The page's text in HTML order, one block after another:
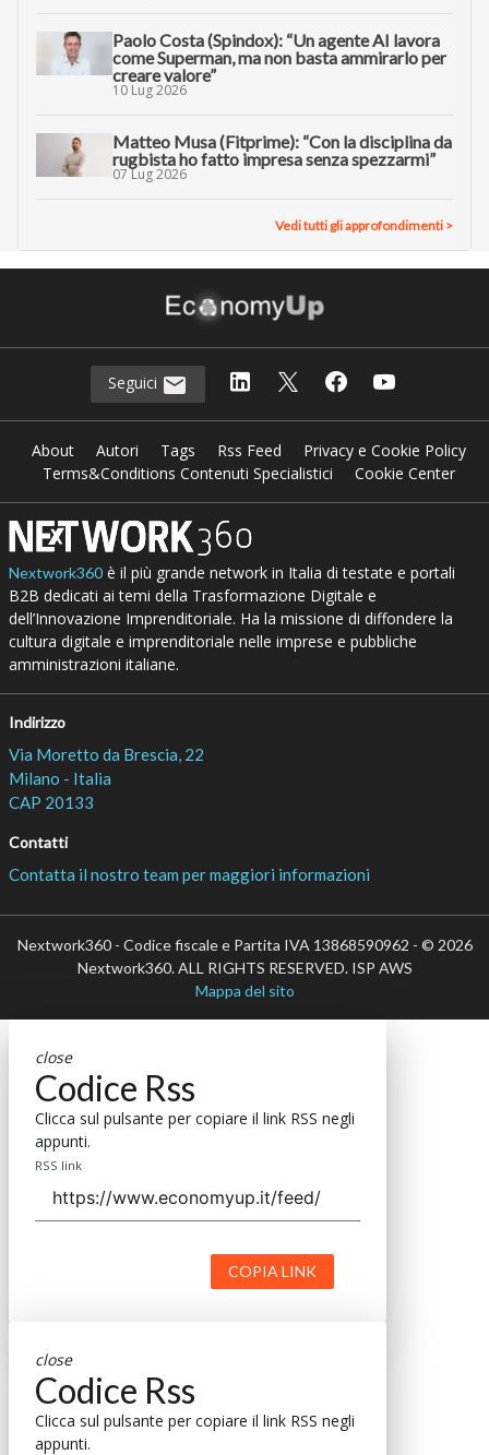
Paolo Costa (Spindox): “Un agente AI lavora
come Superman, ma non basta ammirarlo per
creare valore”
10 Lug 2026
Matteo Musa (Fitprime): “Con la disciplina da
rugbista ho fatto impresa senza spezzarmi”
07 Lug 2026
Vedi tutti gli approfondimenti >
Seguici
About Autori Tags Rss Feed
Privacy e Cookie Policy
Terms&Conditions Contenuti Specialistici
Cookie Center
Nextwork360è il più grande network in Italia di testate e portali
B2B dedicati ai temi della Trasformazione Digitale e
dell’Innovazione Imprenditoriale. Ha la missione di diffondere la
cultura digitale e imprenditoriale nelle imprese e pubbliche
amministrazioni italiane.
Indirizzo
Via Moretto da Brescia, 22
Milano - Italia
CAP 20133
Contatti
Contatta il nostro team per maggiori informazioni
Nextwork360 - Codice fiscale e Partita IVA 13868590962 - © 2026
Nextwork360. ALL RIGHTS RESERVED. ISP AWS
Mappa del sito
close
Codice Rss
Clicca sul pulsante per copiare il link RSS negli
appunti.
RSS link
COPIA LINK
close
Codice Rss
Clicca sul pulsante per copiare il link RSS negli
appunti.